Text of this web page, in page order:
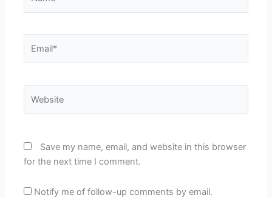
Save my name, email, and website in this browser
for the next time I comment.
Notify me of follow-up comments by email.